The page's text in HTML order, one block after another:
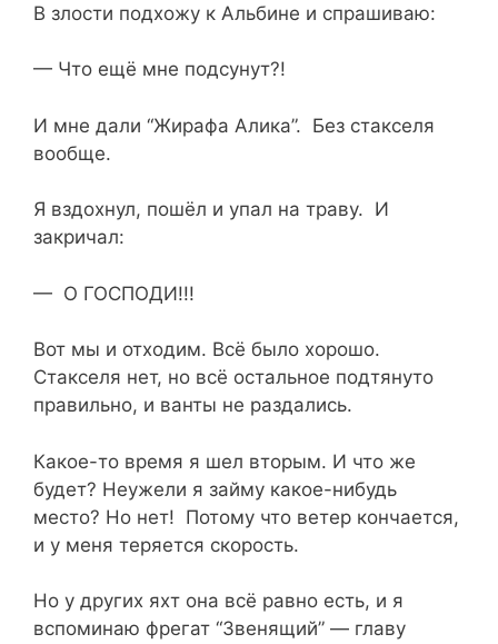
В злости подхожу к Альбине и спрашиваю:
— Что ещё мне подсунут?!
И мне дали “Жирафа Алика”. Без стакселя
вообще.
Я вздохнул, пошёл и упал на траву. И
закричал:
— О ГОСПОДИ!!!
Вот мы и отходим. Всё было хорошо.
Стакселя нет, но всё остальное подтянуто
правильно, и ванты не раздались.
Какое-то время я шел вторым. И что же
будет? Неужели я займу какое-нибудь
место? Но нет! Потому что ветер кончается,
и у меня теряется скорость.
Но у других яхт она всё равно есть, и я
вспоминаю фрегат “Звенящий” — главу